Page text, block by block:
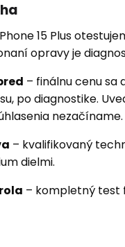
15 Plus
opravy je
– finálnu cenu sa
po diagnostike.
nezačíname.
– kvalifikovaný
dielmi.
– kompletný test